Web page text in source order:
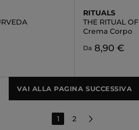
RITUALS
THE RITUAL
Crema Corpo
Da 8,90 €
VAI ALLA PAGINA SUCCESSIVA
1 2